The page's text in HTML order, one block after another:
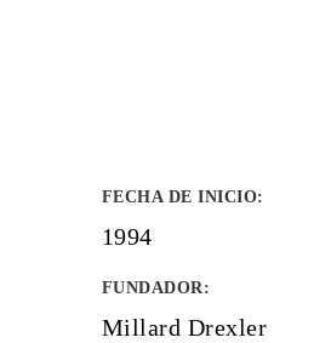
FECHA DE INICIO:
1994
FUNDADOR:
Millard Drexler